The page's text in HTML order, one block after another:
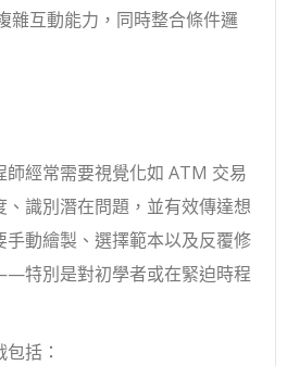
雜互動能力，同時整合條件邏
師經常需要視覺化如 ATM 交易
識別潛在問題，並有效傳達想
手動繪製、選擇範本以及反覆修
特別是對初學者或在緊迫時程
括：